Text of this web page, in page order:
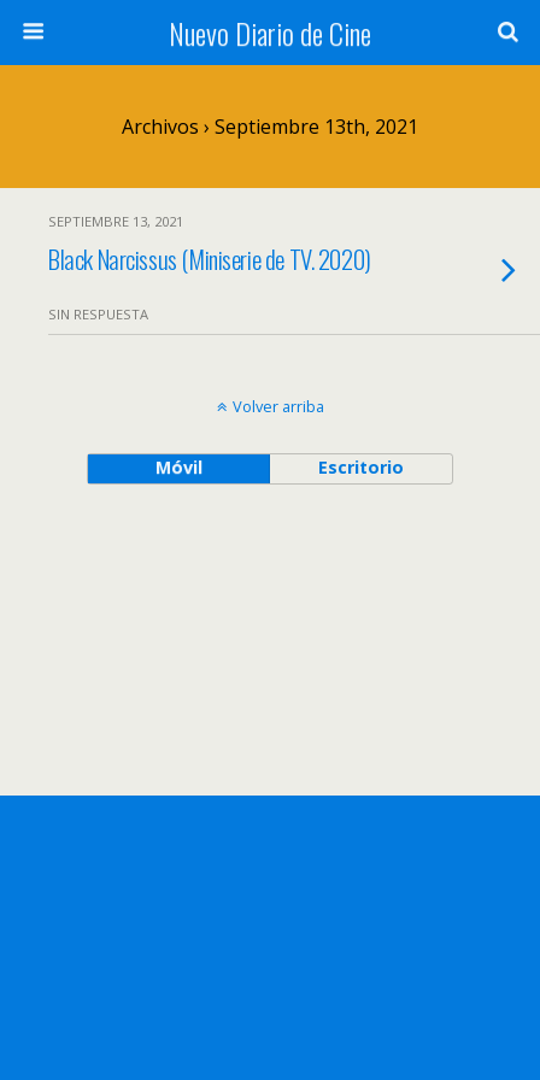
Nuevo Diario de Cine
Archivos › Septiembre 13th, 2021
SEPTIEMBRE 13, 2021
Black Narcissus (Miniserie de TV. 2020)
SIN RESPUESTA
Volver arriba
Móvil Escritorio